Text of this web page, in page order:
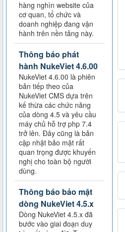
hàng nghìn website của
cơ quan, tổ chức và
doanh nghiệp đang vận
hành trên nền tảng này.
Thông báo phát
hành NukeViet 4.6.00
NukeViet 4.6.00 là phiên
bản tiếp theo của
NukeViet CMS dựa trên
kế thừa các chức năng
của dòng 4.5 và yêu cầu
máy chủ hỗ trợ php 7.4
trở lên. Đây cũng là bản
cập nhật bảo mật rất
quan trọng được khuyến
nghị cho toàn bộ người
dùng.
Thông báo bảo mật
dòng NukeViet 4.5.x
Dòng NukeViet 4.5.x đã
bước vào giai đoạn duy